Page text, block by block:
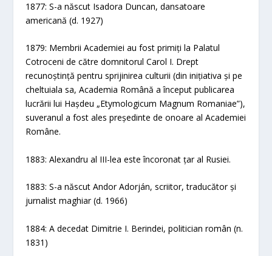
1877: S-a născut Isadora Duncan, dansatoare
americană (d. 1927)
1879: Membrii Academiei au fost primiți la Palatul
Cotroceni de către domnitorul Carol I. Drept
recunoștință pentru sprijinirea culturii (din inițiativa și pe
cheltuiala sa, Academia Română a început publicarea
lucrării lui Hașdeu „Etymologicum Magnum Romaniae”),
suveranul a fost ales președinte de onoare al Academiei
Române.
1883: Alexandru al III-lea este încoronat țar al Rusiei.
1883: S-a născut Andor Adorján, scriitor, traducător și
jurnalist maghiar (d. 1966)
1884: A decedat Dimitrie I. Berindei, politician român (n.
1831)